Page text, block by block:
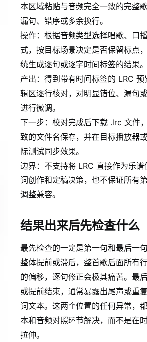
本区域粘贴与音频完全一致的完整
漏句、错序或多余换行。
操作：根据音频类型选择唱歌、口
式，按目标场景决定是否保留标点
统生成逐句或逐字时间标签的结果。
产出：得到带有时间标签的 LRC 预
辑区逐行核对，对明显错位、漏句
进行微调。
下一步：校对完成后下载 .lrc 文件
致的文件名保存，并在目标播放器
际测试同步效果。
边界：不支持将 LRC 直接作为乐谱
词创作和定稿决策，也不保证所有
调整兼容。
结果出来后先检查什么
最先检查的一定是第一句和最后一
整体提前或滞后，整首歌后面所有
的偏移，逐句修正会极其痛苦。最
或提前结束，通常暴露出尾声或重
词文本。这两个位置的任何异常，
本和音频对照环节解决，而不是在
拉伸。